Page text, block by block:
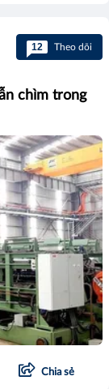
12 Theo dõi
chìm trong
Chia sẻ